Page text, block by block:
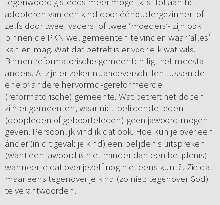
adopteren van een kind door éénoudergezinnen of
zelfs door twee 'vaders' of twee ‘moeders’- zijn ook
binnen de PKN wel gemeenten te vinden waar ‘alles’
kan en mag. Wat dat betreft is er voor elk wat wils.
Binnen reformatorische gemeenten ligt het meestal
anders. Al zijn er zeker nuanceverschillen tussen de
ene of andere hervormd-gereformeerde
(reformatorische) gemeente. Wat betreft het dopen
zijn er gemeenten, waar niet-belijdende leden
(doopleden of geboorteleden) geen jawoord mogen
geven. Persoonlijk vind ik dat ook. Hoe kun je over een
ánder (in dit geval: je kind) een belijdenis uitspreken
(want een jawoord is niet minder dan een belijdenis)
wanneer je dat over jezelf nog niet eens kunt?! Zie dat
maar eens tegenover je kind (zo niet: tegenover God)
te verantwoorden.